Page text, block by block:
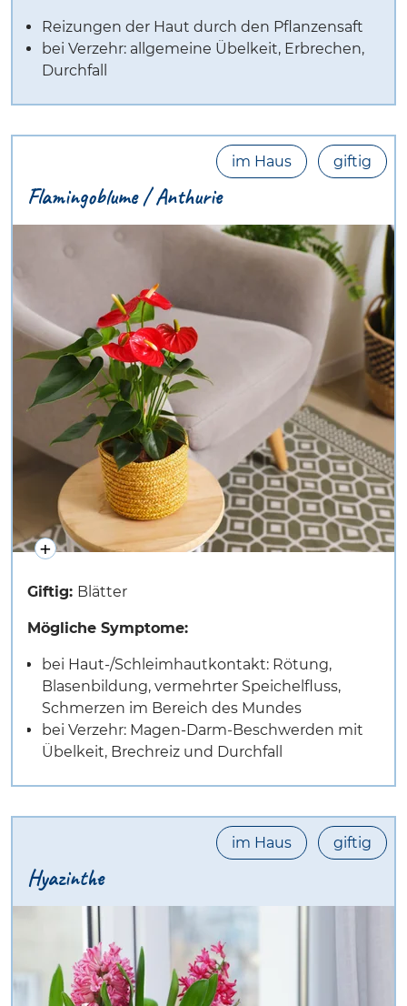
Reizungen der Haut durch den Pflanzensaft
bei Verzehr: allgemeine Übelkeit, Erbrechen,
Durchfall
im Haus giftig
Flamingoblume / Anthurie
Giftig: Blätter
Mögliche Symptome:
bei Haut-/Schleimhautkontakt: Rötung,
Blasenbildung, vermehrter Speichelfluss,
Schmerzen im Bereich des Mundes
bei Verzehr: Magen-Darm-Beschwerden mit
Übelkeit, Brechreiz und Durchfall
im Haus giftig
Hyazinthe